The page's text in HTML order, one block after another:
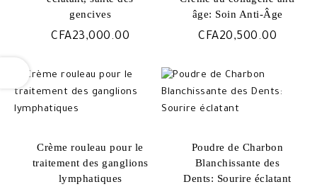
gencives
CFA23,000.00
âge: Soin Anti-Âge
CFA20,500.00
Crème rouleau pour le
traitement des ganglions
lymphatiques
Poudre de Charbon
Blanchissante des
Dents: Sourire éclatant